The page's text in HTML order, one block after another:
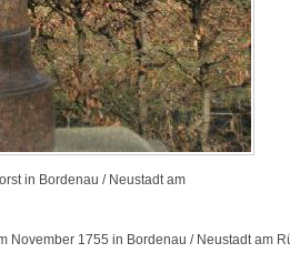
in Bordenau / Neustadt am
November 1755 in Bordenau / Neustadt am